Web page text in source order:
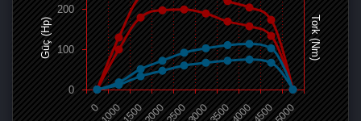
Güç (Hp) Tork (Nm)
0 100015002000250030003500400045005000
0
100
200